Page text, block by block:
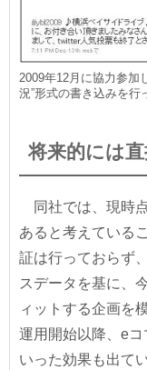
2009年12月に協力参加
況”形式の書き込みを行
将来的には
同社では、現時
あると考えている
証は行っておらず
スデータを基に、
ィットする企画を
運用開始以降、e
いった効果も出て